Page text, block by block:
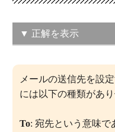
▼ 正解を表示
この問題の正解率：56.4
メールの送信先を設
には以下の種類があ
To: 宛先という意味で